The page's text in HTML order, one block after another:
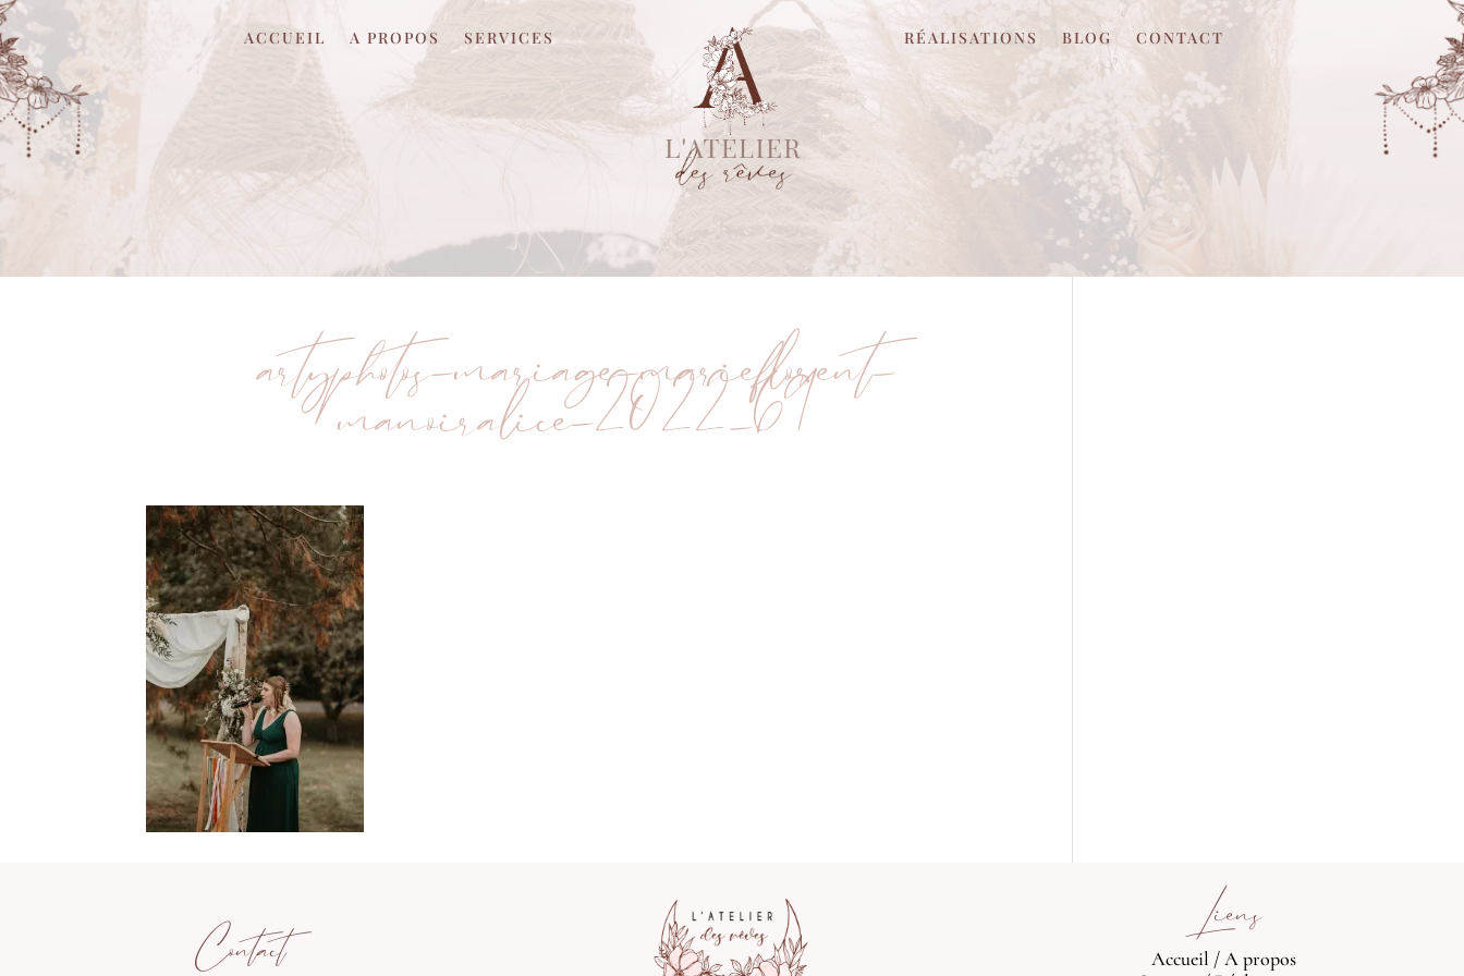
ACCUEIL A PROPOS SERVICES RÉALISATIONS BLOG CONTACT
artyphotos-mariage-marieflorent-
manoiralice-2022_69
Contact
Liens
Accueil /A propos